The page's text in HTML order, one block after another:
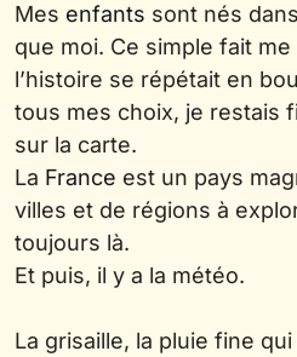
Mes enfants sont nés
que moi. Ce simple fait
l’histoire se répétait en
tous mes choix, je restais
sur la carte.
La France est un pays
villes et de régions à
toujours là.
Et puis, il y a la météo.
La grisaille, la pluie fine